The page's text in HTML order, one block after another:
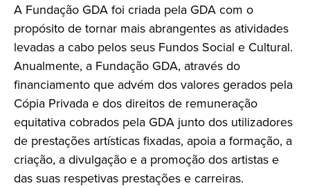
A Fundação GDA foi criada pela GDA com o
propósito de tornar mais abrangentes as atividades
levadas a cabo pelos seus Fundos Social e Cultural.
Anualmente, a Fundação GDA, através do
financiamento que advém dos valores gerados pela
Cópia Privada e dos direitos de remuneração
equitativa cobrados pela GDA junto dos utilizadores
de prestações artísticas fixadas, apoia a formação, a
criação, a divulgação e a promoção dos artistas e
das suas respetivas prestações e carreiras.